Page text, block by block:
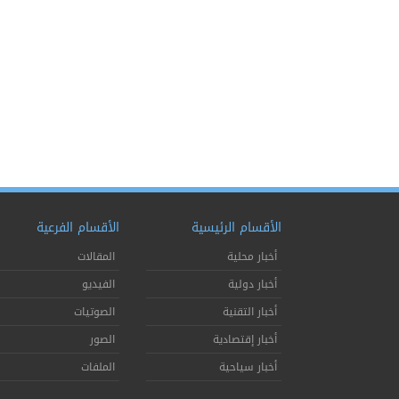
الأقسام الرئيسية
أخبار محلية
أخبار دولية
أخبار التقنية
أخبار إقتصادية
أخبار سياحية
الأقسام الفرعية
المقالات
الفيديو
الصوتيات
الصور
الملفات